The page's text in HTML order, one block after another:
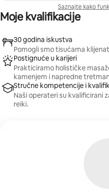
Saznajte kako
Moje kvalifikacije
30 godina iskustva
Pomogli smo tisućama
Postignuće u karijeri
Prakticiramo holističke
kamenjem i napredne
Stručne kompetencije i
Naši operateri su kvalificirani
reiki.